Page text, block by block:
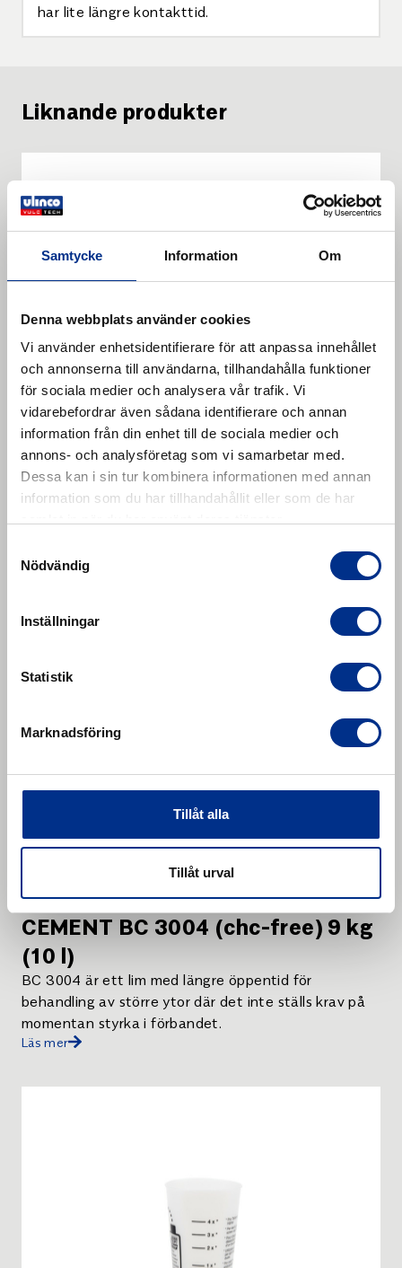
Samtycke Information Om
Denna webbplats använder cookies
Vi använder enhetsidentifierare för att anpassa innehållet
och annonserna till användarna, tillhandahålla funktioner
för sociala medier och analysera vår trafik. Vi
vidarebefordrar även sådana identifierare och annan
information från din enhet till de sociala medier och
annons- och analysföretag som vi samarbetar med.
Dessa kan i sin tur kombinera informationen med annan
information som du har tillhandahållit eller som de har
Nödvändig
Inställningar
Statistik
Marknadsföring
Tillåt alla
Tillåt urval
har lite längre kontakttid.
Liknande produkter
HARDENER E-40 (chc-free) 15 g
SC 4000 är Rema Tip Tops gummilim som
ursprungligen är utvecklat för
tillämpningarna för ett lim.
Läs mer
CEMENT BC 3004 (chc-free) 9 kg
(10 l)
BC 3004 är ett lim med längre öppentid för
behandling av större ytor där det inte ställs krav på
momentan styrka i förbandet.
Läs mer